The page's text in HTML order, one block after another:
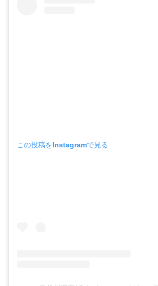
この投稿をInstagramで見る